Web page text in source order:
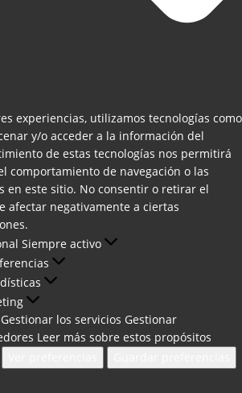
experiencias, utilizamos tecnologías como
y/o acceder a la información del
de estas tecnologías nos permitirá
comportamiento de navegación o las
en este sitio. No consentir o retirar el
afectar negativamente a ciertas
Siempre activo
Gestionar los servicios Gestionar
Leer más sobre estos propósitos